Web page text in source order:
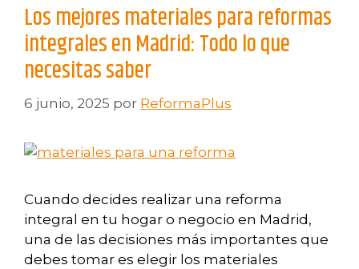
Los mejores materiales para reformas
integrales en Madrid: Todo lo que
necesitas saber
6 junio, 2025 por ReformaPlus
Cuando decides realizar una reforma
integral en tu hogar o negocio en Madrid,
una de las decisiones más importantes que
debes tomar es elegir los materiales